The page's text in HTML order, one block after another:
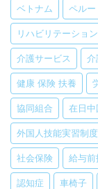
ベトナム ペルー
リハビリテーション
介護サービス 介
健康 保険 扶養
協同組合 在日中
外国人技能実習制度
社会保険 給与前
認知症 車椅子